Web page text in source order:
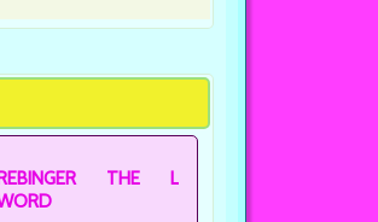
THE L